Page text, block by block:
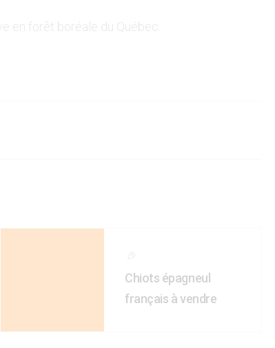
Chiots épagneul
français à vendre